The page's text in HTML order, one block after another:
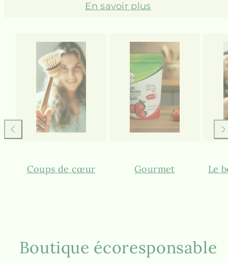
En savoir plus
Coups de cœur Gourmet Le
Faire
glisser
Boutique écoresponsable